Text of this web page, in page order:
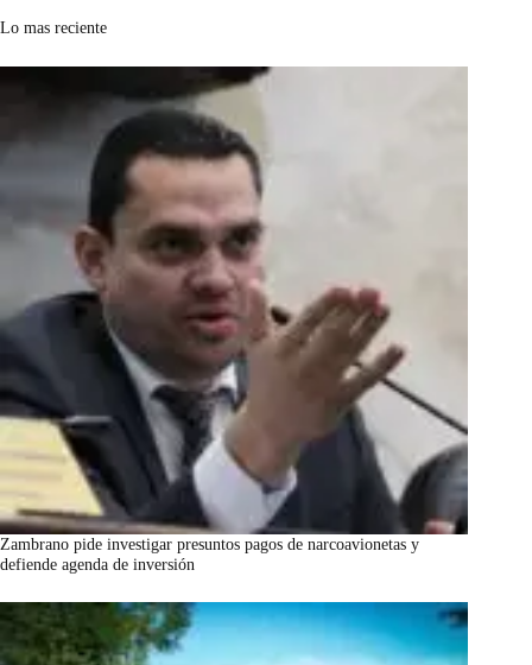
Lo mas reciente
Zambrano pide investigar presuntos pagos de narcoavionetas y
defiende agenda de inversión